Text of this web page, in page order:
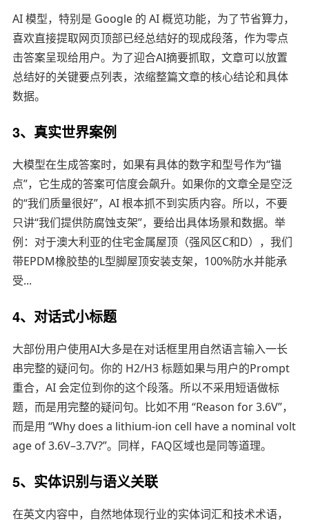
AI 模型，特别是 Google 的 AI 概览功能，为了节省算力，
喜欢直接提取网页顶部已经总结好的现成段落，作为零点
击答案呈现给用户。为了迎合AI摘要抓取，文章可以放置
总结好的关键要点列表，浓缩整篇文章的核心结论和具体
数据。
3、真实世界案例
大模型在生成答案时，如果有具体的数字和型号作为“锚
点”，它生成的答案可信度会飙升。如果你的文章全是空泛
的“我们质量很好”，AI 根本抓不到实质内容。所以，不要
只讲“我们提供防腐蚀支架”，要给出具体场景和数据。举
例：对于澳大利亚的住宅金属屋顶（强风区C和D），我们
带EPDM橡胶垫的L型脚屋顶安装支架，100%防水并能承
受...
4、对话式小标题
大部份用户使用AI大多是在对话框里用自然语言输入一长
串完整的疑问句。你的 H2/H3 标题如果与用户的Prompt
重合，AI 会定位到你的这个段落。所以不采用短语做标
题，而是用完整的疑问句。比如不用 “Reason for 3.6V”，
而是用 “Why does a lithium-ion cell have a nominal volt
age of 3.6V–3.7V?”。同样，FAQ区域也是同等道理。
5、实体识别与语义关联
在英文内容中，自然地体现行业的实体词汇和技术术语，